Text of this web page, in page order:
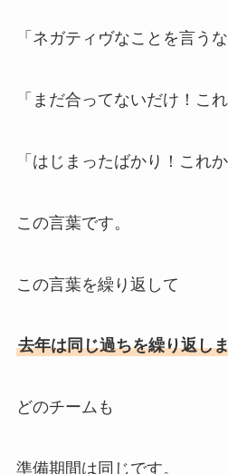
「ネガティヴなことを言うな
「まだ合ってないだけ！これ
「はじまったばかり！これ
この言葉です。
この言葉を繰り返して
去年は同じ過ちを繰り返し
どのチームも
準備期間は同じです。